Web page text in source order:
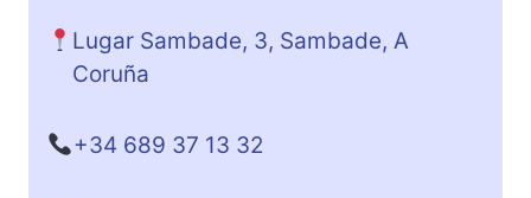
Lugar Sambade, 3, Sambade, A
Coruña
+34 689 37 13 32